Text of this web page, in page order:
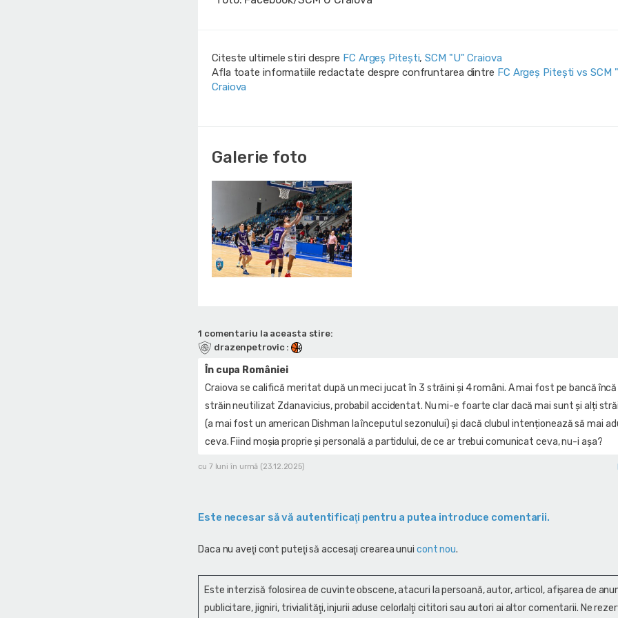
Citeste ultimele stiri despre FC Argeș Pitești,SCM "U" Craiova
Afla toate informatiile redactate despre confruntarea dintre FC Argeș Pitești vs SCM
Craiova
Galerie foto
1 comentariu la aceasta stire:
drazenpetrovic :
În cupa României
Craiova se califică meritat după un meci jucat în 3 străini și 4 români. A mai fost pe bancă
străin neutilizat Zdanavicius, probabil accidentat. Nu mi-e foarte clar dacă mai sunt și alți
(a mai fost un american Dishman la începutul sezonului) și dacă clubul intenționează să mai
ceva. Fiind moșia proprie și personală a partidului, de ce ar trebui comunicat ceva, nu-i așa?
cu 7 luni în urmă (23.12.2025)
Este necesar să vă autentificaţi pentru a putea introduce comentarii.
Daca nu aveţi cont puteţi să accesaţi crearea unui cont nou.
Este interzisă folosirea de cuvinte obscene, atacuri la persoană, autor, articol, afişarea de
publicitare, jigniri, trivialităţi, injurii aduse celorlalţi cititori sau autori ai altor comentarii. Ne